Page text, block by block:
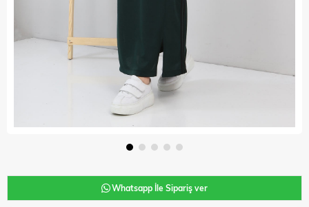
Whatsapp İle Sipariş ver